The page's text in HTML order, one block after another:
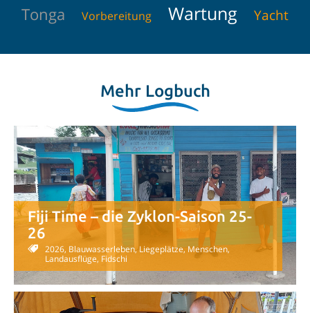
Tonga Vorbereitung Wartung Yacht
Mehr Logbuch
Fiji Time – die Zyklon-Saison 25-
26
2026, Blauwasserleben, Liegeplätze, Menschen,
Landausflüge, Fidschi